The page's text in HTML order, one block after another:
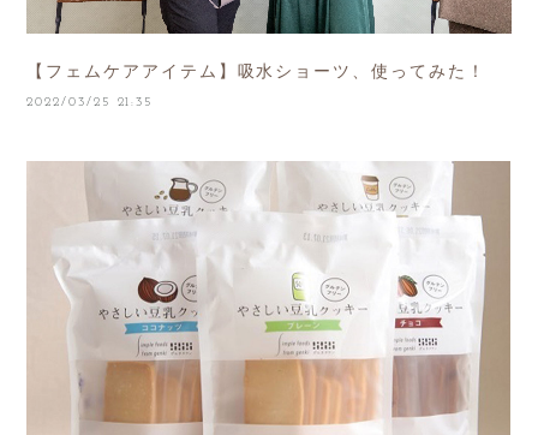
【フェムケアアイテム】吸水ショーツ、使ってみた！
2022/03/25 21:35